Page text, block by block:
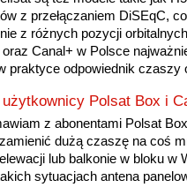
z przełączaniem DiSEqC,
z różnych pozycji
Canal+ w Polsce
praktyce odpowiednik czaszy
użytkownicy Polsat Box i
z abonentami Polsat
dużą czaszę na coś
lub balkonie w bloku w
sytuacjach antena